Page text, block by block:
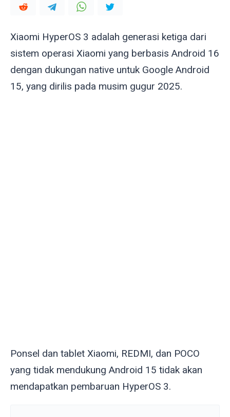
Xiaomi HyperOS 3 adalah generasi ketiga dari
sistem operasi Xiaomi yang berbasis Android 16
dengan dukungan native untuk Google Android
15, yang dirilis pada musim gugur 2025.
Ponsel dan tablet Xiaomi, REDMI, dan POCO
yang tidak mendukung Android 15 tidak akan
mendapatkan pembaruan HyperOS 3.